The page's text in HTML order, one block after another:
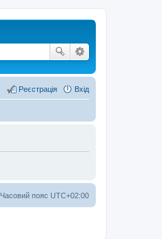
Вхід
Реєстрація
Часовий пояс UTC+02:00